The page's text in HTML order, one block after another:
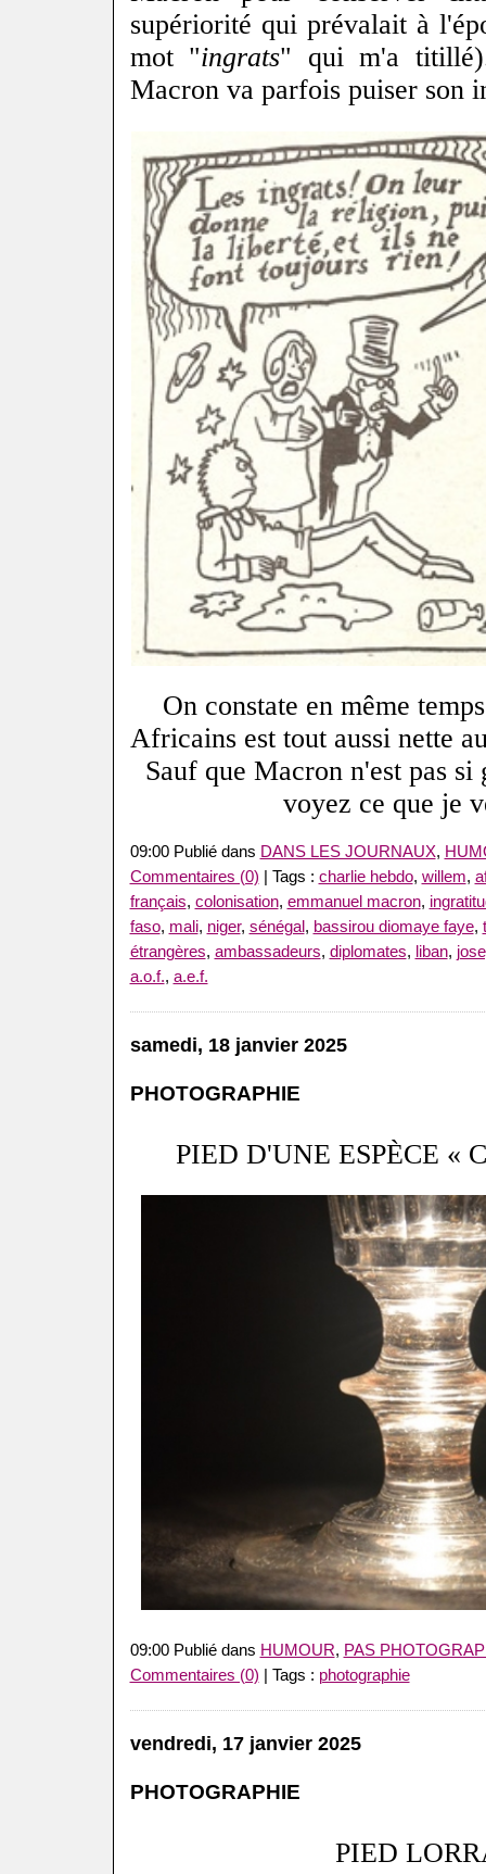
supériorité qui prévalait à
mot "ingrats" qui m'a
Macron va parfois puiser son
On constate en même
Africains est tout aussi nette
Sauf que Macron n'est pas si
voyez ce que je
09:00 Publié dans DANS LES JOURNAUX,
Commentaires (0) | Tags : charlie hebdo, willem,
français, colonisation, emmanuel macron,
faso, mali, niger, sénégal , bassirou diomaye faye,
étrangères, ambassadeurs, diplomates, liban,
a.o.f., a.e.f.
samedi, 18 janvier 2025
PHOTOGRAPHIE
PIED D'UNE ESPÈCE «
09:00 Publié dans HUMOUR, PAS
Commentaires (0) | Tags : photographie
vendredi, 17 janvier 2025
PHOTOGRAPHIE
PIED